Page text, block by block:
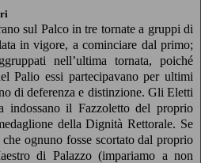
sul Palco in tre tornate a gruppi di
in vigore, a cominciare dal primo;
nell’ultima tornata, poiché
Palio essi partecipavano per ultimi
di deferenza e distinzione. Gli Eletti
indossano il Fazzoletto del proprio
della Dignità Rettorale. Se
ognuno fosse scortato dal proprio
di Palazzo (impariamo a non